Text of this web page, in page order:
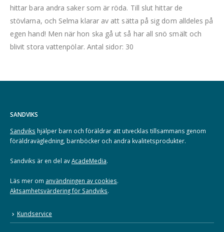
hittar bara andra saker som är röda. Till slut hittar de
stövlarna, och Selma klarar av att sätta på sig dom alldeles på
egen hand! Men när hon ska gå ut så har all snö smält och
blivit stora vattenpölar. Antal sidor: 30
SANDVIKS
Sandviks hjälper barn och föräldrar att utvecklas tillsammans genom
föräldravägledning, barnböcker och andra kvalitetsprodukter.
Sandviks är en del avAcadeMedia.
Läs mer om användningen av cookies.
Aktsamhetsvärdering för Sandviks.
Kundservice